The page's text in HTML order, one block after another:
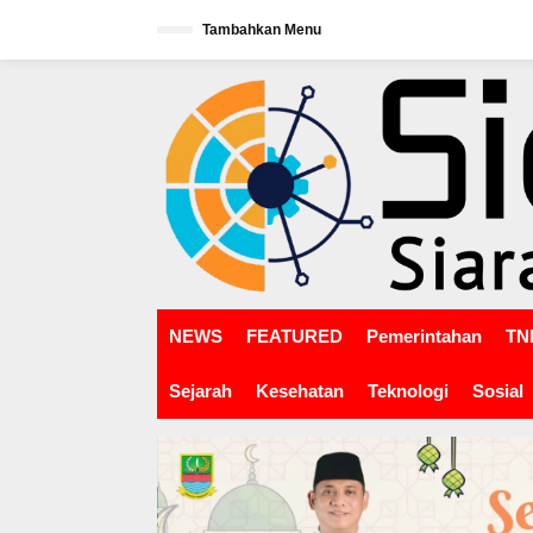
w
Tambahkan Menu
NEWS FEATURED Pemerintahan
Sejarah Kesehatan Teknologi Sosial